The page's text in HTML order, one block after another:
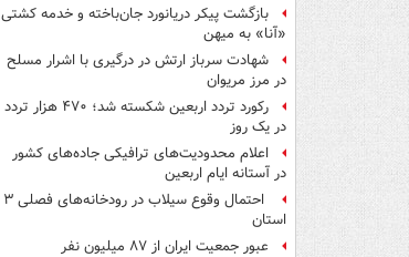
بازگشت پیکر دریانورد جان‌باخته و خدمه کشتی
«آنا» به میهن
شهادت سرباز ارتش در درگیری با اشرار مسلح
در مرز مریوان
رکورد تردد اربعین شکسته شد؛ ۴۷۰ هزار تردد
در یک روز
اعلام محدودیت‌های ترافیکی جاده‌های کشور
در آستانه ایام اربعین
احتمال وقوع سیلاب در رودخانه‌های فصلی ۳
استان
عبور جمعیت ایران از ۸۷ میلیون نفر